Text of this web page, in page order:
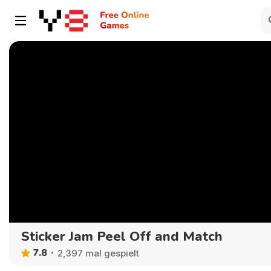
Sticker Jam Peel Off and Match
7.8 2,397 mal gespielt